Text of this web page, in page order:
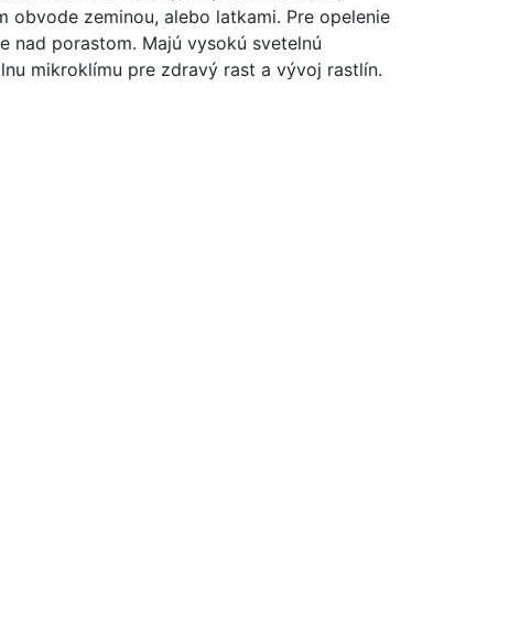
zeminou, alebo latkami. Pre opelenie
nad porastom. Majú vysokú svetelnú
mikroklímu pre zdravý rast a vývoj rastlín.